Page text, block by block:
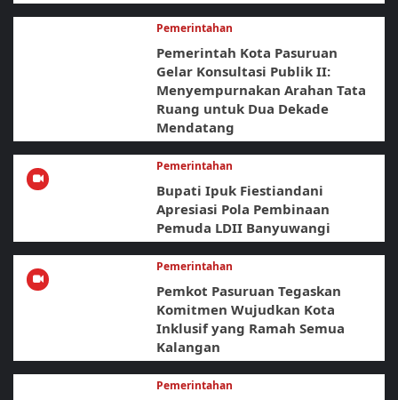
Pemerintahan
Pemerintah Kota Pasuruan
Gelar Konsultasi Publik II:
Menyempurnakan Arahan Tata
Ruang untuk Dua Dekade
Mendatang
Pemerintahan
Bupati Ipuk Fiestiandani
Apresiasi Pola Pembinaan
Pemuda LDII Banyuwangi
Pemerintahan
Pemkot Pasuruan Tegaskan
Komitmen Wujudkan Kota
Inklusif yang Ramah Semua
Kalangan
Pemerintahan